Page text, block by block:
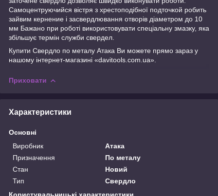
Самоцентруючийся вістря з хрестоподібної подточкой робить
зайвим кернение і засвердлювання отворів діаметром до 10
мм Бажано при роботі використовувати спеціальну змазку, яка
збільшує термін служби свердел.
Купити Свердло по металу Атака Ви можете прямо зараз у
нашому інтернет-магазині «davitools.com.ua».
Приховати
Характеристики
Основні
Виробник
Атака
Призначення
По металу
Стан
Новий
Тип
Свердло
Користувальницькі характеристики